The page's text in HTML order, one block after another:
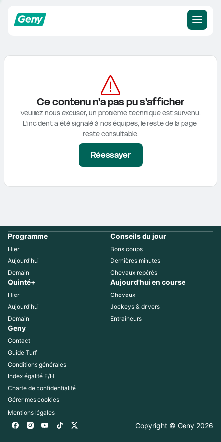
Ce contenu n'a pas pu s'afficher
Veuillez nous excuser, un problème technique est survenu.
L'incident a été signalé à nos équipes, le reste de la page
reste consultable.
Réessayer
Programme
Hier
Aujourd'hui
Demain
Conseils du jour
Bons coups
Dernières minutes
Chevaux repérés
Quinté+
Hier
Aujourd'hui
Demain
Aujourd'hui en course
Chevaux
Jockeys & drivers
Entraîneurs
Geny
Contact
Guide Turf
Conditions générales
Index égalité F/H
Charte de confidentialité
Gérer mes cookies
Mentions légales
Copyright © Geny 2026